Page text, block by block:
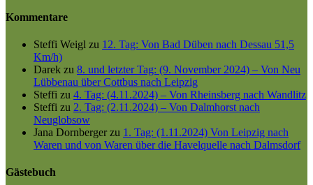
Kommentare
Steffi Weigl zu 12. Tag: Von Bad Düben nach Dessau 51,5
Km/h)
Darek zu 8. und letzter Tag: (9. November 2024) – Von Neu
Lübbenau über Cottbus nach Leipzig
Steffi zu 4. Tag: (4.11.2024) – Von Rheinsberg nach Wandlitz
Steffi zu 2. Tag: (2.11.2024) – Von Dalmhorst nach
Neuglobsow
Jana Dornbergerzu 1. Tag: (1.11.2024) Von Leipzig nach
Waren und von Waren über die Havelquelle nach Dalmsdorf
Gästebuch